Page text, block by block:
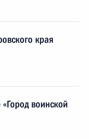
края
воинской